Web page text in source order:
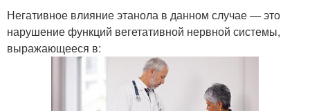
Негативное влияние этанола в данном случае — это
нарушение функций вегетативной нервной системы,
выражающееся в: